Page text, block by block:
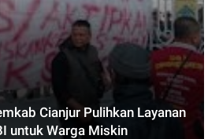
Cianjur Pulihkan Layanan
untuk Warga Miskin